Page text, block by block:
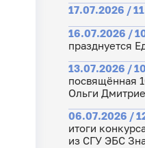
17.07.2026 /
16.07.2026 /
празднуется
13.07.2026 /
посвящённая
Ольги
06.07.2026 /
итоги
из СГУ ЭБС